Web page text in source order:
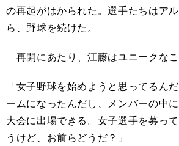
の再起がはかられた。選手たちはア
ら、野球を続けた。
再開にあたり、江藤はユニークなこ
「女子野球を始めようと思ってるん
ームになったんだし、メンバーの中
大会に出場できる。女子選手を募っ
うけど、お前らどうだ？」